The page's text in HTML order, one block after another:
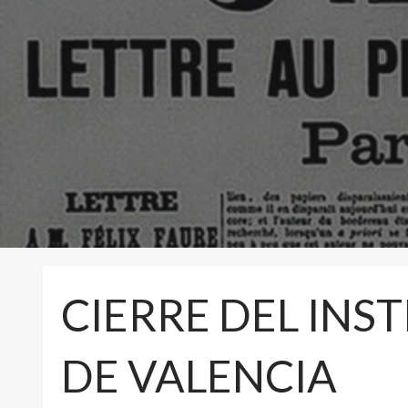
CIERRE DEL
DE VALENCIA